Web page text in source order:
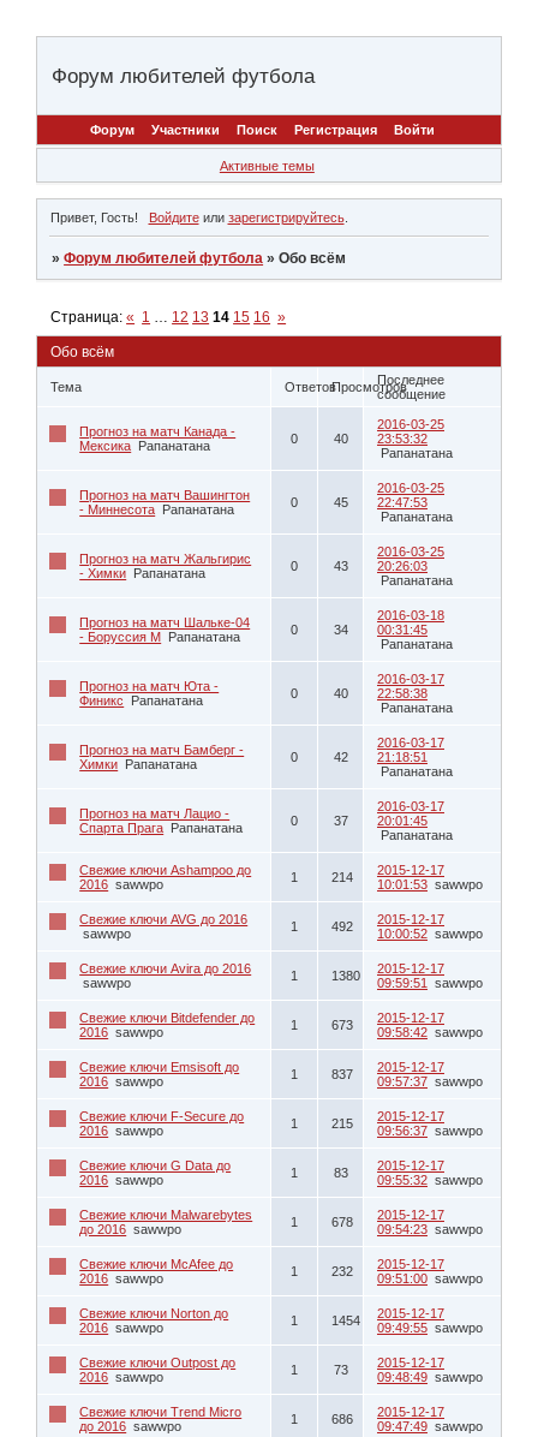
Форум любителей футбола
Форум Участники Поиск Регистрация Войти
Активные темы
Привет, Гость! Войдитеили зарегистрируйтесь.
»Форум любителей футбола »Обо всём
Обо всём
Страница:« 1 12 13 14 15 16 »
Тема ОтветовПросмотровПоследнее
сообщение
Прогноз на матч Канада -
Мексика Рапанатана 0 40
2016-03-25
23:53:32
Рапанатана
Прогноз на матч Вашингтон
- Миннесота Рапанатана 0 45
2016-03-25
22:47:53
Рапанатана
Прогноз на матч Жальгирис
- Химки Рапанатана 0 43
2016-03-25
20:26:03
Рапанатана
Прогноз на матч Шальке-04
- Боруссия М Рапанатана 0 34
2016-03-18
00:31:45
Рапанатана
Прогноз на матч Юта -
Финикс
Рапанатана 0 40
2016-03-17
22:58:38
Рапанатана
Прогноз на матч Бамберг -
Химки Рапанатана 0 42
2016-03-17
21:18:51
Рапанатана
Прогноз на матч Лацио -
Спарта Прага Рапанатана 0 37
2016-03-17
20:01:45
Рапанатана
Свежие ключи Ashampoo до
2016 sawwpo 1 214
2015-12-17
10:01:53 sawwpo
Свежие ключи AVG до 2016
sawwpo
1 492
2015-12-17
10:00:52 sawwpo
Свежие ключи Avira до 2016
sawwpo
1 1380
2015-12-17
09:59:51
sawwpo
Свежие ключи Bitdefender до
2016 sawwpo 1 673
2015-12-17
09:58:42 sawwpo
Свежие ключи Emsisoft до
2016 sawwpo 1 837
2015-12-17
09:57:37 sawwpo
Свежие ключи F-Secure до
2016 sawwpo 1 215
2015-12-17
09:56:37 sawwpo
Свежие ключи G Data до
2016 sawwpo 1 83
2015-12-17
09:55:32 sawwpo
Свежие ключи Malwarebytes
до 2016 sawwpo 1 678
2015-12-17
09:54:23 sawwpo
Свежие ключи McAfee до
2016 sawwpo 1 232
2015-12-17
09:51:00 sawwpo
Свежие ключи Norton до
2016 sawwpo 1 1454
2015-12-17
09:49:55 sawwpo
Свежие ключи Outpost до
2016 sawwpo 1 73
2015-12-17
09:48:49 sawwpo
Свежие ключи Trend Micro
до 2016 sawwpo 1 686
2015-12-17
09:47:49 sawwpo